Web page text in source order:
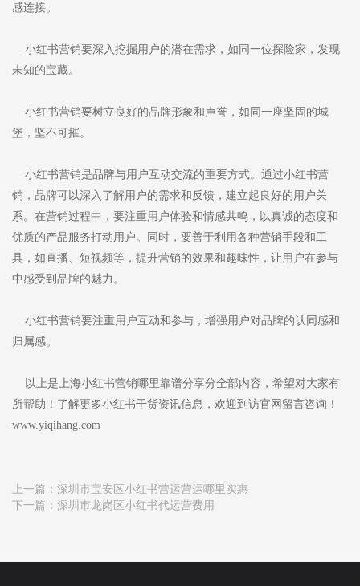
感连接。
小红书营销要深入挖掘用户的潜在需求，如同一位探险家，发现
未知的宝藏。
小红书营销要树立良好的品牌形象和声誉，如同一座坚固的城
堡，坚不可摧。
小红书营销是品牌与用户互动交流的重要方式。通过小红书营
销，品牌可以深入了解用户的需求和反馈，建立起良好的用户关
系。在营销过程中，要注重用户体验和情感共鸣，以真诚的态度和
优质的产品服务打动用户。同时，要善于利用各种营销手段和工
具，如直播、短视频等，提升营销的效果和趣味性，让用户在参与
中感受到品牌的魅力。
小红书营销要注重用户互动和参与，增强用户对品牌的认同感和
归属感。
以上是上海小红书营销哪里靠谱分享分全部内容，希望对大家有
所帮助！了解更多小红书干货资讯信息，欢迎到访官网留言咨询！
www.yiqihang.com
上一篇： 深圳市宝安区小红书营运营运哪里实惠
下一篇： 深圳市龙岗区小红书代运营费用